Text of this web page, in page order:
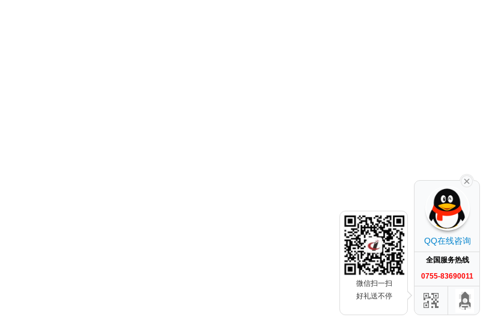
QQ在线咨询
全国服务热线
0755-83690011
微信扫一扫
好礼送不停